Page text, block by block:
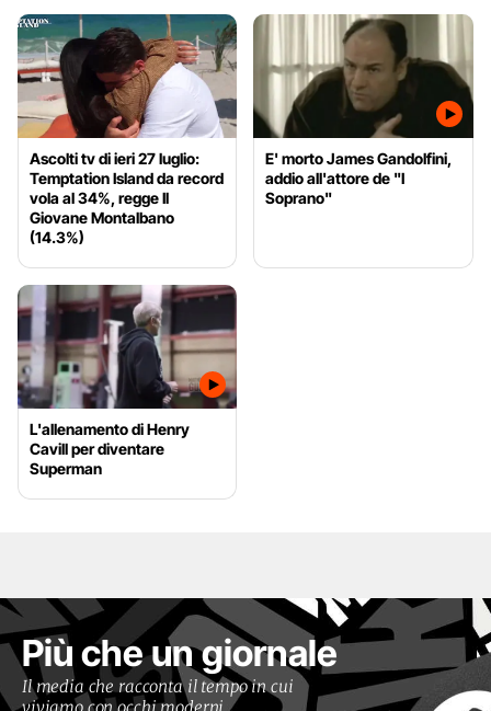
Ascolti tv di ieri 27 luglio:
Temptation Island da record
vola al 34%, regge Il
Giovane Montalbano
(14.3%)
E' morto James Gandolfini,
addio all'attore de "I
Soprano"
L'allenamento di Henry
Cavill per diventare
Superman
Più che un giornale
Il media che racconta il tempo in cui
viviamo con occhi moderni